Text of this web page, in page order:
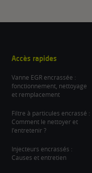
Accès rapides
Vanne EGR encrassée :
fonctionnement, nettoyage
et remplacement
Filtre à particules encrassé :
Comment le nettoyer et
l’entretenir ?
Injecteurs encrassés :
Causes et entretien